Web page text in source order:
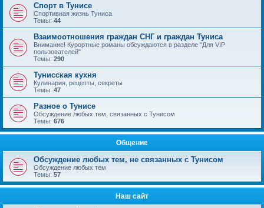
Спорт в Тунисе
Спортивная жизнь Туниса
Темы: 44
Взаимоотношения граждан СНГ и граждан Туниса
Внимание! Курортные романы обсуждаются в разделе "Для VIP
пользователей"
Темы: 290
Тунисская кухня
Кулинария, рецепты, секреты
Темы: 47
Разное о Тунисе
Обсуждение любых тем, связанных с Тунисом
Темы: 676
Общение
Обсуждение любых тем, не связанных с Тунисом
Обсуждение любых тем
Темы: 57
Наш сайт